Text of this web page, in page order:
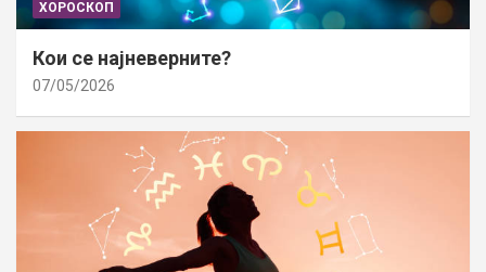
ХОРОСКОП
Кои се најневерните?
07/05/2026